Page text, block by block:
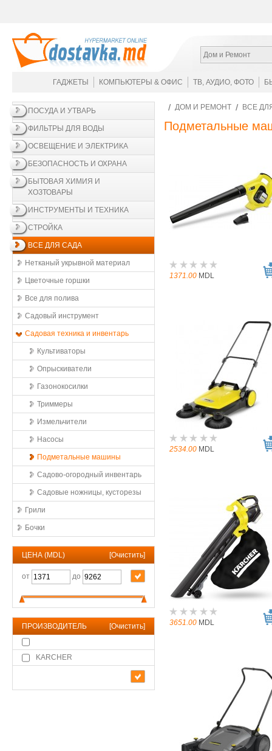
Дом и Ремонт
ГАДЖЕТЫ КОМПЬЮТЕРЫ & ОФИС ТВ, АУДИО, ФОТО
ПОСУДА И УТВАРЬ
ФИЛЬТРЫ ДЛЯ ВОДЫ
ОСВЕЩЕНИЕ И ЭЛЕКТРИКА
БЕЗОПАСНОСТЬ И ОХРАНА
БЫТОВАЯ ХИМИЯ И
ХОЗТОВАРЫ
ИНСТРУМЕНТЫ И ТЕХНИКА
СТРОЙКА
ВСЕ ДЛЯ САДА
Нетканый укрывной материал
Цветочные горшки
Все для полива
Садовый инструмент
Садовая техника и инвентарь
Культиваторы
Опрыскиватели
Газонокосилки
Триммеры
Измельчители
Насосы
Подметальные машины
Садово-огородный инвентарь
Садовые ножницы, кусторезы
Грили
Бочки
ЦЕНА (MDL) [Очистить]
от до
ПРОИЗВОДИТЕЛЬ [Очистить]
KARCHER
ДОМ И РЕМОНТ ВСЕ
Подметальные
1371.00 MDL
2534.00 MDL
3651.00 MDL